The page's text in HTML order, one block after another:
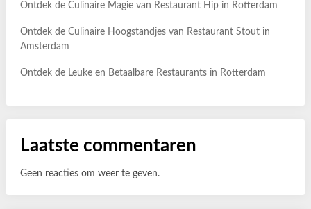
Ontdek de Culinaire Magie van Restaurant Hip in Rotterdam
Ontdek de Culinaire Hoogstandjes van Restaurant Stout in
Amsterdam
Ontdek de Leuke en Betaalbare Restaurants in Rotterdam
Laatste commentaren
Geen reacties om weer te geven.